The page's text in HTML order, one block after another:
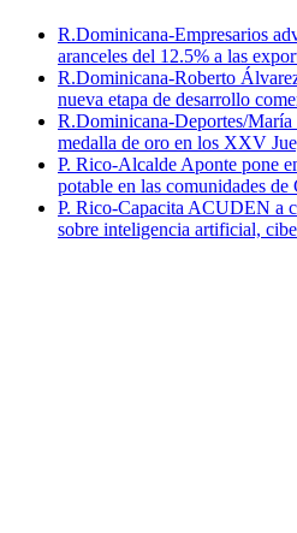
R.Dominicana-Empresarios
aranceles del 12.5% a las
R.Dominicana-Roberto
nueva etapa de desarrollo
R.Dominicana-Deportes/
medalla de oro en los XXV
P. Rico-Alcalde Aponte pone
potable en las comunidades de
P. Rico-Capacita ACUDEN a
sobre inteligencia artificial,